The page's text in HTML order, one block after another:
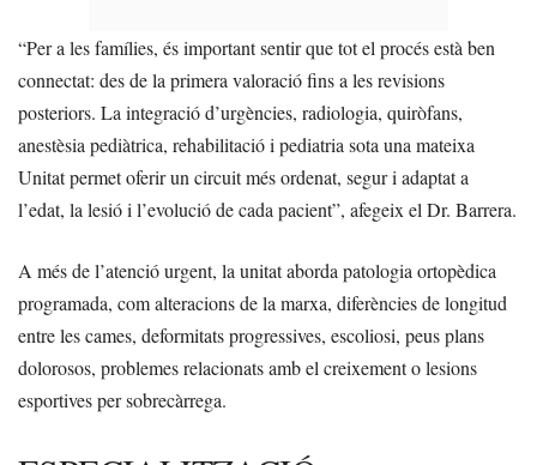
“Per a les famílies, és important sentir que tot el procés està ben
connectat: des de la primera valoració fins a les revisions
posteriors. La integració d’urgències, radiologia, quiròfans,
anestèsia pediàtrica, rehabilitació i pediatria sota una mateixa
Unitat permet oferir un circuit més ordenat, segur i adaptat a
l’edat, la lesió i l’evolució de cada pacient”, afegeix el Dr. Barrera.
A més de l’atenció urgent, la unitat aborda patologia ortopèdica
programada, com alteracions de la marxa, diferències de longitud
entre les cames, deformitats progressives, escoliosi, peus plans
dolorosos, problemes relacionats amb el creixement o lesions
esportives per sobrecàrrega.